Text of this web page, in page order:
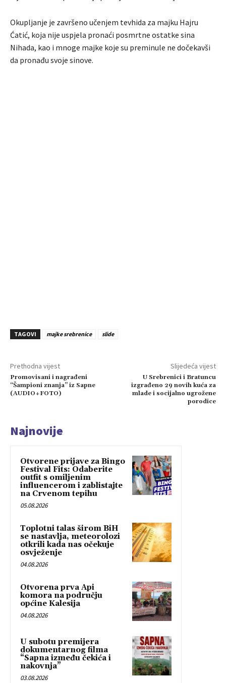
Okupljanje je završeno učenjem tevhida za majku Hajru
Ćatić, koja nije uspjela pronaći posmrtne ostatke sina
Nihada, kao i mnoge majke koje su preminule ne dočekavši
da pronađu svoje sinove.
TAGOVI majke srebrenice slide
Prethodna vijest
Promovisani i nagrađeni
“Šampioni znanja” iz Sapne
(AUDIO+FOTO)
Slijedeća vijest
U Srebrenici i Bratuncu
izgrađeno 29 novih kuća za
mlade i socijalno ugrožene
porodice
Najnovije
Otvorene prijave za Bingo
Festival Fits: Odaberite
outfit s omiljenim
influencerom i zablistajte
na Crvenom tepihu
05.08.2026
Toplotni talas širom BiH
se nastavlja, meteorolozi
otkrili kada nas očekuje
osvježenje
04.08.2026
Otvorena prva Api
komora na području
općine Kalesija
04.08.2026
U subotu premijera
dokumentarnog filma
“Sapna između čekića i
nakovnja”
03.08.2026